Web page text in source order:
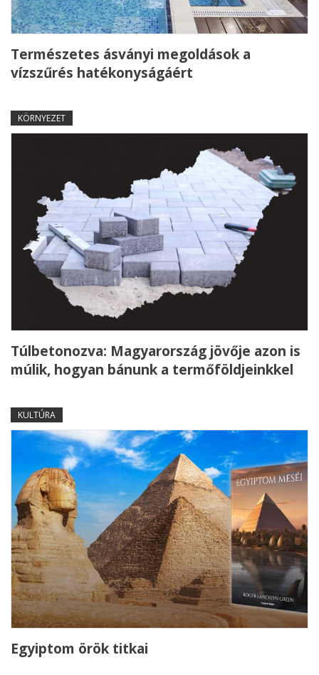
Természetes ásványi megoldások a
vízszűrés hatékonyságáért
KÖRNYEZET
Túlbetonozva: Magyarország jövője azon is
múlik, hogyan bánunk a termőföldjeinkkel
KULTÚRA
Egyiptom örök titkai